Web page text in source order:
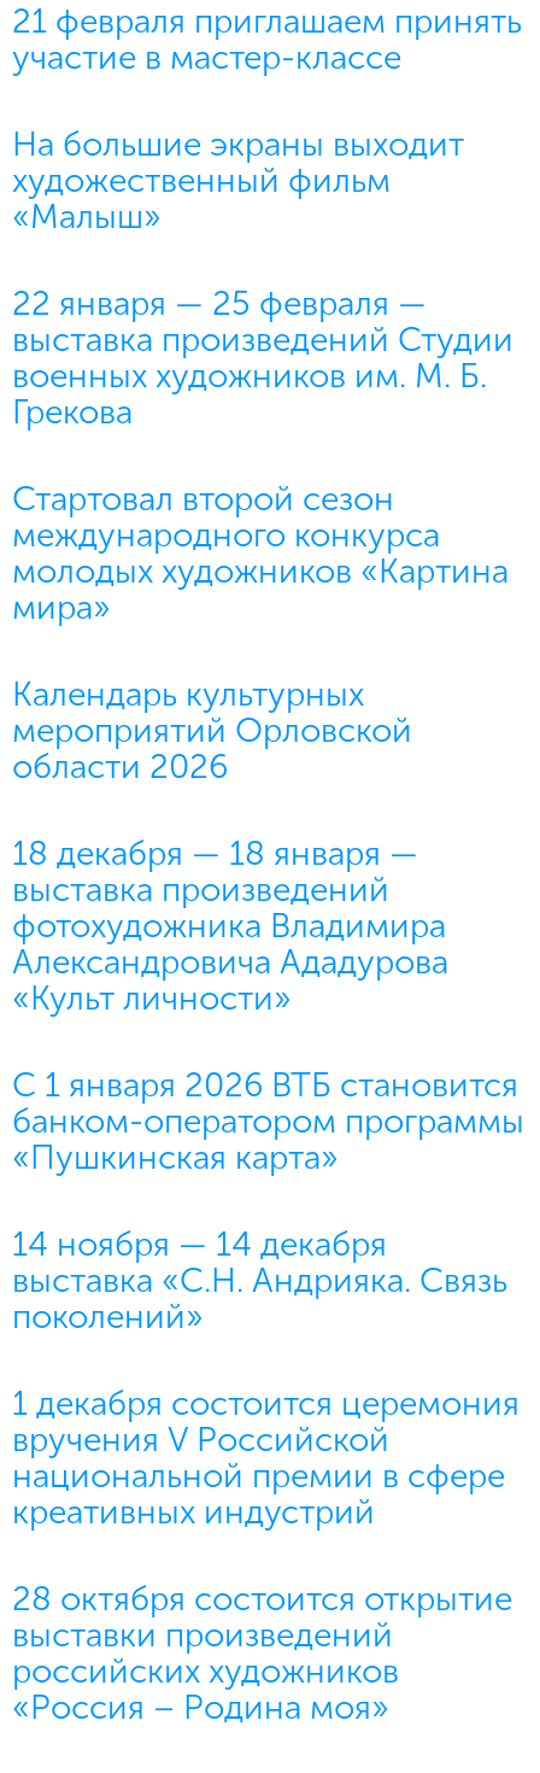
21 февраля приглашаем принять
участие в мастер-классе
На большие экраны выходит
художественный фильм
«Малыш»
22 января — 25 февраля —
выставка произведений Студии
военных художников им. М. Б.
Грекова
Стартовал второй сезон
международного конкурса
молодых художников «Картина
мира»
Календарь культурных
мероприятий Орловской
области 2026
18 декабря — 18 января —
выставка произведений
фотохудожника Владимира
Александровича Ададурова
«Культ личности»
С 1 января 2026 ВТБ становится
банком-оператором программы
«Пушкинская карта»
14 ноября — 14 декабря
выставка «С.Н. Андрияка. Связь
поколений»
1 декабря состоится церемония
вручения V Российской
национальной премии в сфере
креативных индустрий
28 октября состоится открытие
выставки произведений
российских художников
«Россия – Родина моя»